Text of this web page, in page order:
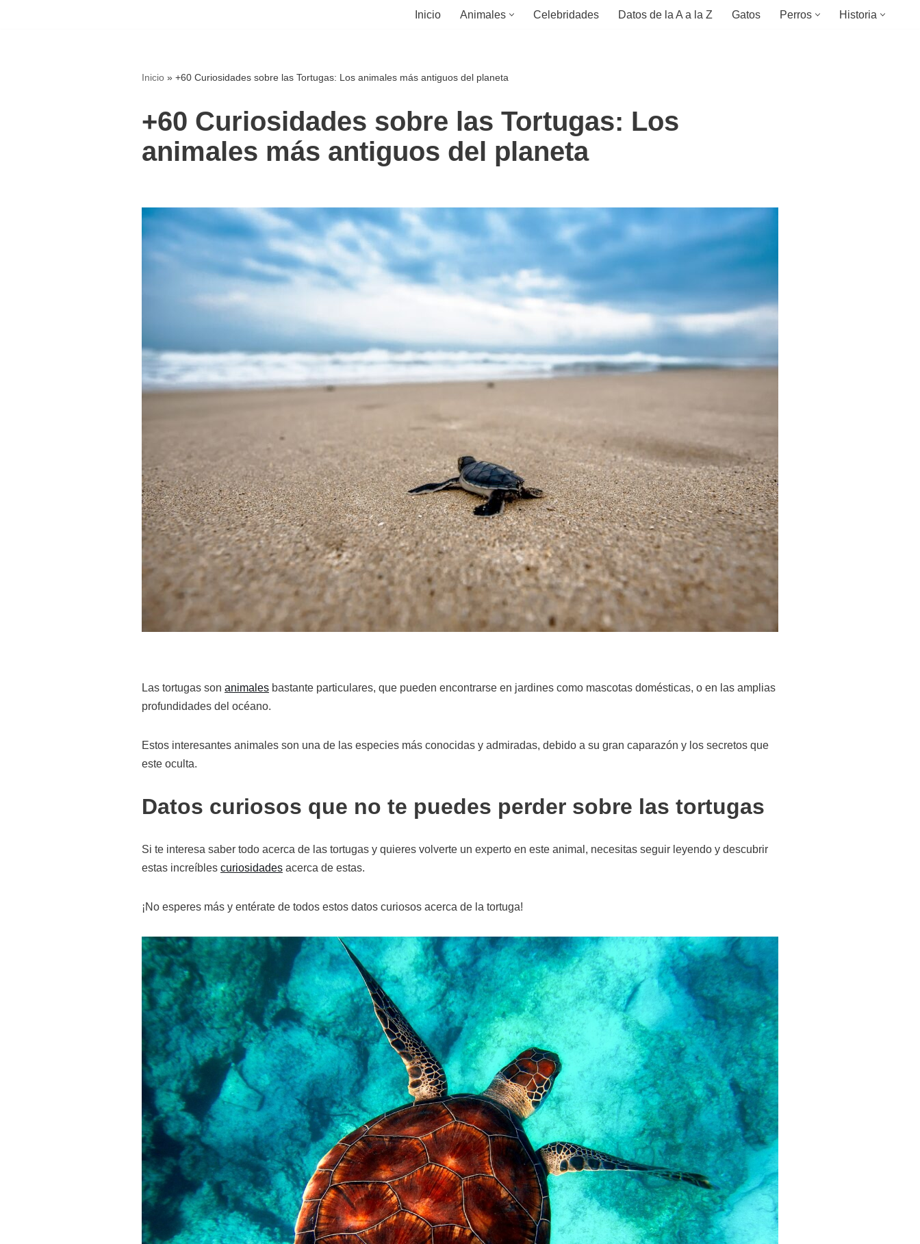
Inicio Animales Celebridades Datos de la A a la Z Gatos Perros Historia
Inicio » +60 Curiosidades sobre las Tortugas: Los animales más antiguos del planeta
+60 Curiosidades sobre las Tortugas: Los
animales más antiguos del planeta
Las tortugas son animales bastante particulares, que pueden encontrarse en jardines como mascotas domésticas, o en las amplias
profundidades del océano.
Estos interesantes animales son una de las especies más conocidas y admiradas, debido a su gran caparazón y los secretos que
este oculta.
Datos curiosos que no te puedes perder sobre las tortugas
Si te interesa saber todo acerca de las tortugas y quieres volverte un experto en este animal, necesitas seguir leyendo y descubrir
estas increíbles curiosidades acerca de estas.
¡No esperes más y entérate de todos estos datos curiosos acerca de la tortuga!